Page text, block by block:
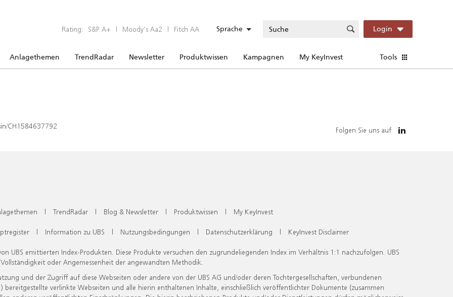
Rating: S&P A+ | Moody’s Aa2 | Fitch AA Sprache Login
Anlagethemen TrendRadar Newsletter Produktwissen Kampagnen My KeyInvest Tools
CH1584637792 Folgen Sie uns auf
| TrendRadar | Blog & Newsletter | Produktwissen | My KeyInvest
| Information zu UBS | Nutzungsbedingungen | Datenschutzerklärung | KeyInvest Disclaimer
UBS emittierten Index-Produkten. Diese Produkte versuchen den zugrundeliegenden Index im Verhältnis 1:1 nachzufolgen. UBS
oder Angemessenheit der angewandten Methodik.
und der Zugriff auf diese Webseiten oder andere von der UBS AG und/oder deren Tochtergesellschaften, verbundenen
verlinkte Webseiten und alle hierin enthaltenen Inhalte, einschließlich veröffentlichter Dokumente (zusammen